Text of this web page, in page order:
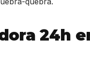
24h